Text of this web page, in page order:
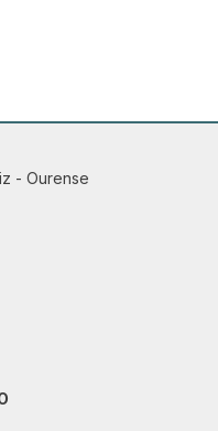
- Ourense